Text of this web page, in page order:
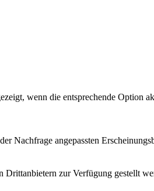
wenn die entsprechende Option
Nachfrage angepassten
Drittanbietern zur Verfügung gestellt